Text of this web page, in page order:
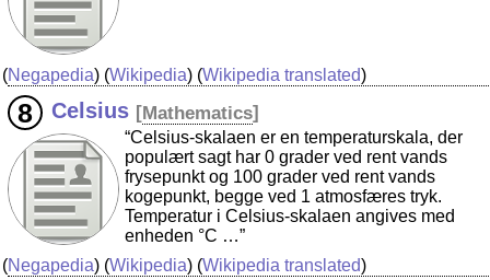
(Negapedia) (Wikipedia) (Wikipedia translated)
Celsius [Mathematics]
“Celsius-skalaen er en temperaturskala, der
populært sagt har 0 grader ved rent vands
frysepunkt og 100 grader ved rent vands
kogepunkt, begge ved 1 atmosfæres tryk.
Temperatur i Celsius-skalaen angives med
enheden °C …”
(Negapedia) (Wikipedia) (Wikipedia translated)